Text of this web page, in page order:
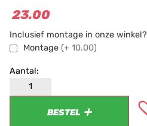
23.00
Inclusief montage in onze winkel?
Montage (+ 10.00)
BESTEL